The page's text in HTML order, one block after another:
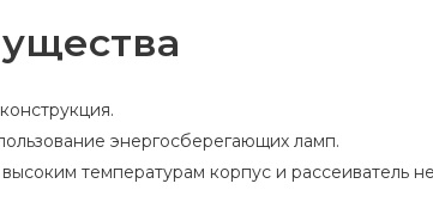
энергосберегающих ламп.
температурам корпус и рассеиватель